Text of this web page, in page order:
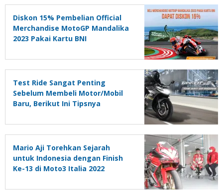
Diskon 15% Pembelian Official
Merchandise MotoGP Mandalika
2023 Pakai Kartu BNI
Test Ride Sangat Penting
Sebelum Membeli Motor/Mobil
Baru, Berikut Ini Tipsnya
Mario Aji Torehkan Sejarah
untuk Indonesia dengan Finish
Ke-13 di Moto3 Italia 2022